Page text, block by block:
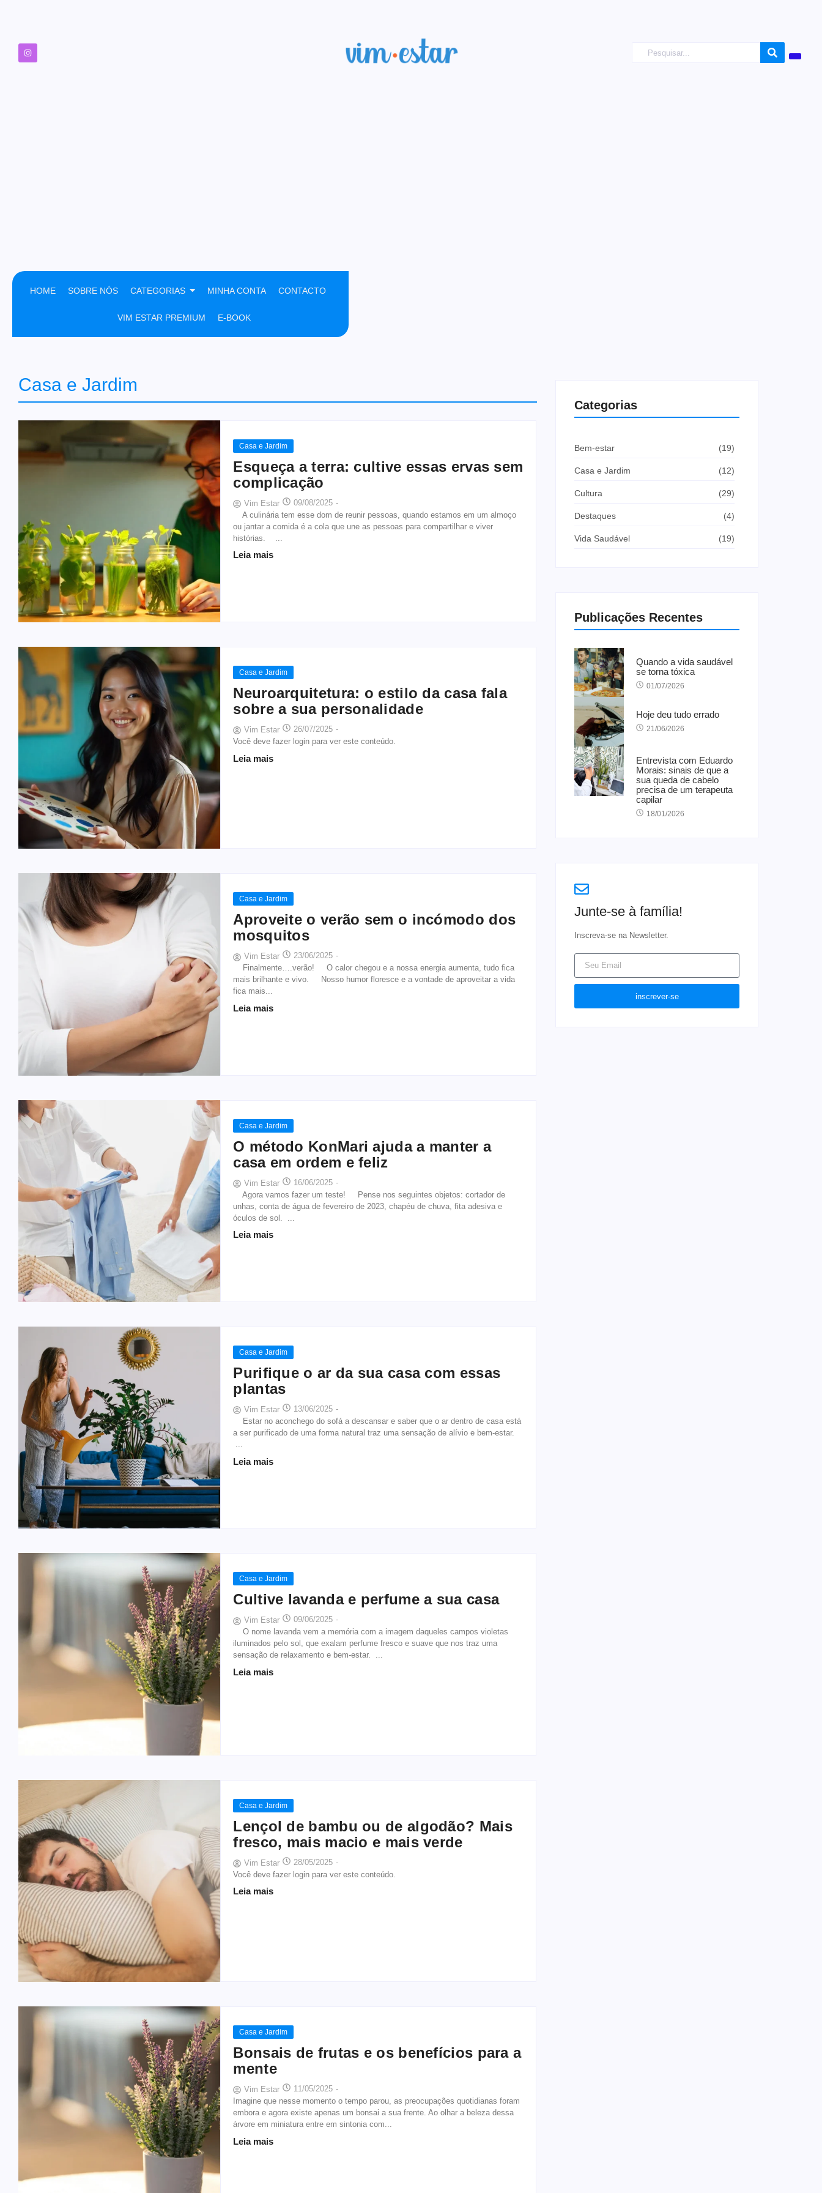
HOME SOBRE NÓS CATEGORIAS MINHA CONTA CONTACTO
VIM ESTAR PREMIUM E-BOOK
Casa e Jardim
Casa e Jardim
Esqueça a terra: cultive essas ervas sem
complicação
Vim Estar 09/08/2025 -
A culinária tem esse dom de reunir pessoas, quando estamos em um almoço
ou jantar a comida é a cola que une as pessoas para compartilhar e viver
histórias. ...
Leia mais
Casa e Jardim
Neuroarquitetura: o estilo da casa fala
sobre a sua personalidade
Vim Estar 26/07/2025 -
Você deve fazer login para ver este conteúdo.
Leia mais
Casa e Jardim
Aproveite o verão sem o incómodo dos
mosquitos
Vim Estar 23/06/2025 -
Finalmente….verão! O calor chegou e a nossa energia aumenta, tudo fica
mais brilhante e vivo. Nosso humor floresce e a vontade de aproveitar a vida
fica mais...
Leia mais
Casa e Jardim
O método KonMari ajuda a manter a
casa em ordem e feliz
Vim Estar 16/06/2025 -
Agora vamos fazer um teste! Pense nos seguintes objetos: cortador de
unhas, conta de água de fevereiro de 2023, chapéu de chuva, fita adesiva e
óculos de sol. ...
Leia mais
Casa e Jardim
Purifique o ar da sua casa com essas
plantas
Vim Estar 13/06/2025 -
Estar no aconchego do sofá a descansar e saber que o ar dentro de casa está
a ser purificado de uma forma natural traz uma sensação de alívio e bem-estar.
...
Leia mais
Casa e Jardim
Cultive lavanda e perfume a sua casa
Vim Estar 09/06/2025 -
O nome lavanda vem a memória com a imagem daqueles campos violetas
iluminados pelo sol, que exalam perfume fresco e suave que nos traz uma
sensação de relaxamento e bem-estar. ...
Leia mais
Casa e Jardim
Lençol de bambu ou de algodão? Mais
fresco, mais macio e mais verde
Vim Estar 28/05/2025 -
Você deve fazer login para ver este conteúdo.
Leia mais
Casa e Jardim
Bonsais de frutas e os benefícios para a
mente
Vim Estar 11/05/2025 -
Imagine que nesse momento o tempo parou, as preocupações quotidianas foram
embora e agora existe apenas um bonsai a sua frente. Ao olhar a beleza dessa
árvore em miniatura entre em sintonia com...
Leia mais
Categorias
Bem-estar (19)
Casa e Jardim (12)
Cultura (29)
Destaques (4)
Vida Saudável (19)
Publicações Recentes
Quando a vida saudável
se torna tóxica
01/07/2026
Hoje deu tudo errado
21/06/2026
Entrevista com Eduardo
Morais: sinais de que a
sua queda de cabelo
precisa de um terapeuta
capilar
18/01/2026
Junte-se à família!
Inscreva-se na Newsletter.
inscrever-se